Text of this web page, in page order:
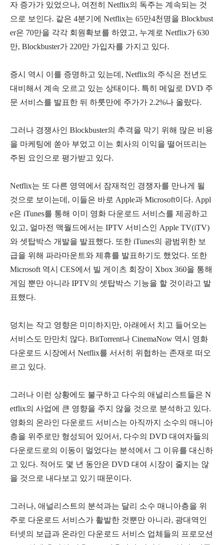
자 증가가 있었으나, 여전히 Netflix의 독주는 계속되는 것
으로 보인다. 같은 4분기에 Netflix는 65만4천명을 Blockbust
er은 70만을 각각 회원확보를 하였고, 누계로 Netflix가 630
만, Blockbuster가 220만 가입자를 가지고 있다.
증시 역시 이를 증명하고 있는데, Netflix의 주식은 전년도
대비해서 계속 오르고 있는 상태이다. 특히 메일로 DVD 주
문 서비스를 발표한 뒤 하룻만에 주가가 2.2%나 올랐다.
그러나 경쟁사인 Blockbuster의 추격을 막기 위해 많은 비용
을 마케팅에 쏟아 부었고 이는 회사의 이익을 떨어뜨리는
주된 요인으로 평가받고 있다.
Netflix는 또 다른 영역에서 잠재적인 경쟁자를 만나게 될
것으로 보이는데, 이들은 바로 Apple과 Microsoft이다. Appl
e은 iTunes를 통해 이미 영화 다운로드 서비스를 제공하고
있고, 얼마전 맥월드에서는 IPTV 서비스인 Apple TV(iTV)
와 셋탑박스 개발을 발표했다. 또한 iTunes의 광범위한 보
급을 위해 파라마운트와 제휴를 발표하기도 했었다. 또한
Microsoft 역시 CES에서 빌 게이츠 회장이 Xbox 360을 통해
게임 뿐만 아니라 IPTV의 셋탑박스 기능을 할 것이라고 발
표했다.
덩치는 작고 영향은 미미하지만, 아래에서 치고 들어오는
서비스도 만만치 않다. BitTorrent나 CinemaNow 역시 영화
다운로드 시장에서 Netflix를 서서히 위협하는 존재로 떠오
르고 있다.
그러나 이런 상황에도 불구하고 다수의 애널리스트들은 N
etflix의 사업에 큰 영향을 주지 않을 것으로 분석하고 있다.
영화의 온라인 다운로드 서비스는 아직까지 소수의 매니아
층을 위주로만 형성되어 있어서, 다수의 DVD 대여자들의
다운로드로의 이동이 멀었다는 분석에서 그 이유를 대신하
고 있다. 적어도 몇 년 동안은 DVD 대여 시장이 줄지는 않
을 것으로 내다보고 있기 때문이다.
그러나, 애널리스트의 분석과는 달리 소수 매니아층을 위
주로 다운로드 서비스가 활발한 것뿐만 아니라, 광대역인
터넷의 보급과 온라인 다운로드 서비스 업체들의 프로모션